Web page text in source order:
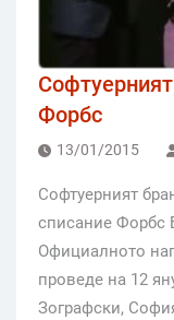
Форбс
13/01/2015
Софтуерният
списание Форбс
Официалното
проведе на 12
Зографски,